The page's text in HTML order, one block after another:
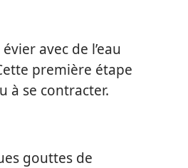
avec de l’eau
première étape
à se contracter.
gouttes de